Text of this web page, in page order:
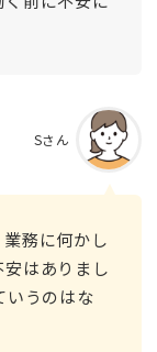
Sさん
務に何かし
はありまし
いうのはな